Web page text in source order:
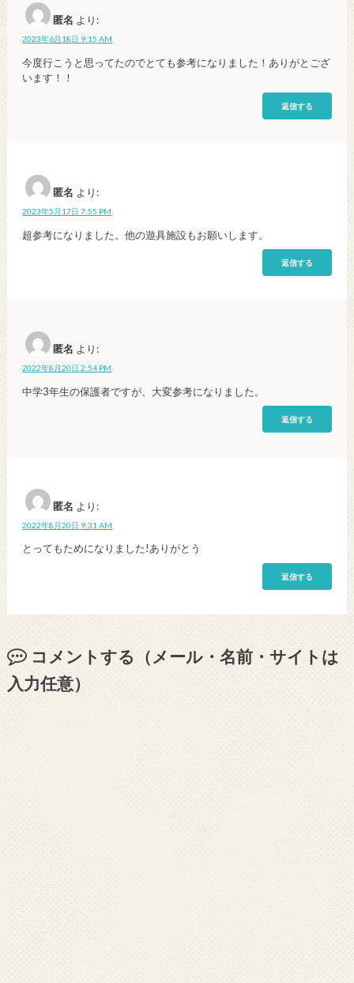
匿名 より:
2023年6月18日 9:15 AM
今度行こうと思ってたのでとても参考になりました！ありがとござ
います！！
返信する
匿名 より:
2023年5月17日 7:55 PM
超参考になりました。他の遊具施設もお願いします。
返信する
匿名 より:
2022年8月20日 2:54 PM
中学3年生の保護者ですが、大変参考になりました。
返信する
匿名 より:
2022年8月20日 9:31 AM
とってもためになりました!ありがとう
返信する
コメントする（メール・名前・サイトは
入力任意）